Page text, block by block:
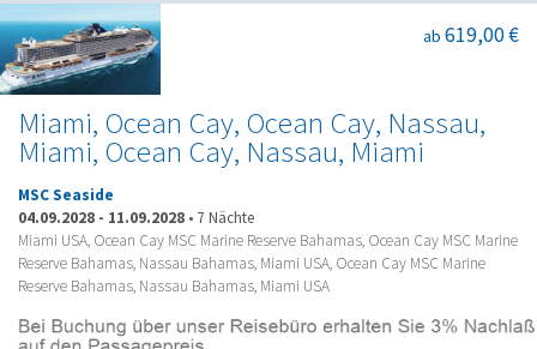
Miami, Ocean Cay, Ocean Cay, Nassau,
Miami, Ocean Cay, Nassau, Miami
ab 619,00 €
MSC Seaside
04.09.2028 - 11.09.2028 • 7 Nächte
Miami USA, Ocean Cay MSC Marine Reserve Bahamas, Ocean Cay MSC Marine
Reserve Bahamas, Nassau Bahamas, Miami USA, Ocean Cay MSC Marine
Reserve Bahamas, Nassau Bahamas, Miami USA